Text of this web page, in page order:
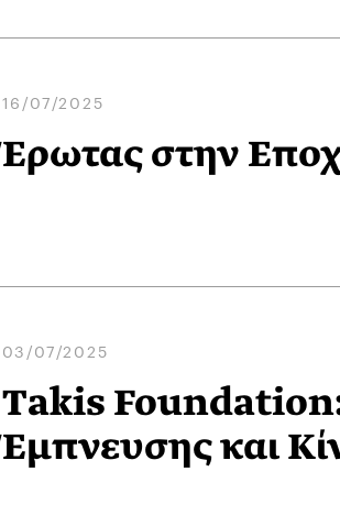
16/07/2025
Έρωτας στην
03/07/2025
Takis
Έμπνευσης και